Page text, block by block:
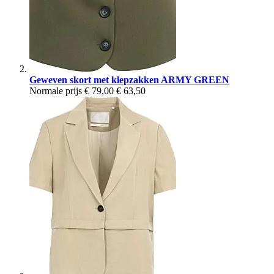
Geweven skort met klepzakken ARMY GREEN
Normale prijs € 79,00 € 63,50